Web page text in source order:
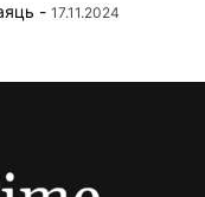
- 17.11.2024